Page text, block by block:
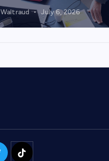
Waltraud July 6, 2026